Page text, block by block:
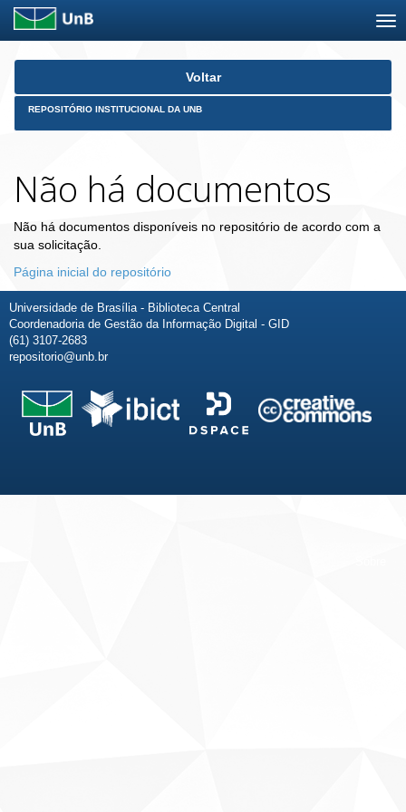
Skip
Voltar
REPOSITÓRIO INSTITUCIONAL DA UNB
Não há documentos
Não há documentos disponíveis no repositório de acordo com a
sua solicitação.
Página inicial do repositório
Universidade de Brasília - Biblioteca Central
Coordenadoria de Gestão da Informação Digital - GID
(61) 3107-2683
repositorio@unb.br